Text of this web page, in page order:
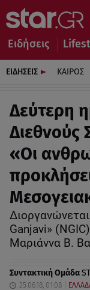
Ειδήσεις
ΕΙΔΗΣΕΙΣ ΚΑΙΡΟΣ
Δεύτερη
Διεθνούς
«Οι
Ganjavi»
Μαριάννα Β.
Συντακτική Ομάδα
25.06.18, 01:08